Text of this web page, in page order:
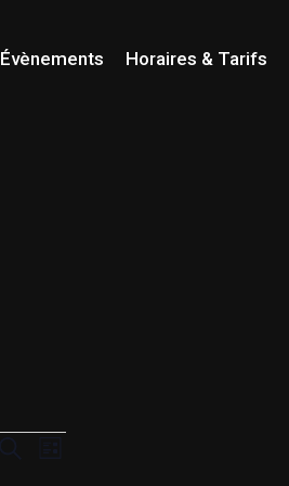
Évènements Horaires & Tarifs